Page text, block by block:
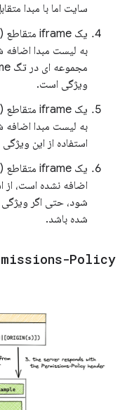
سایت اما با مبدا
یک iframe متقاطع (
به لیست مبدا
ویژگی است.
یک iframe متقاطع (
به لیست مبدا
استفاده از این
یک iframe متقاطع (
اضافه نشده است، از
شود، حتی اگر ویژگی
شده باشد.
Policy